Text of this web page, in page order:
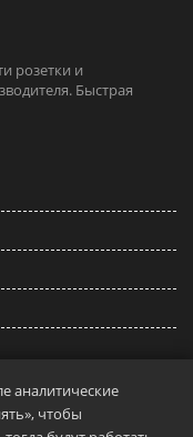
розетки и
Быстрая
аналитические
чтобы